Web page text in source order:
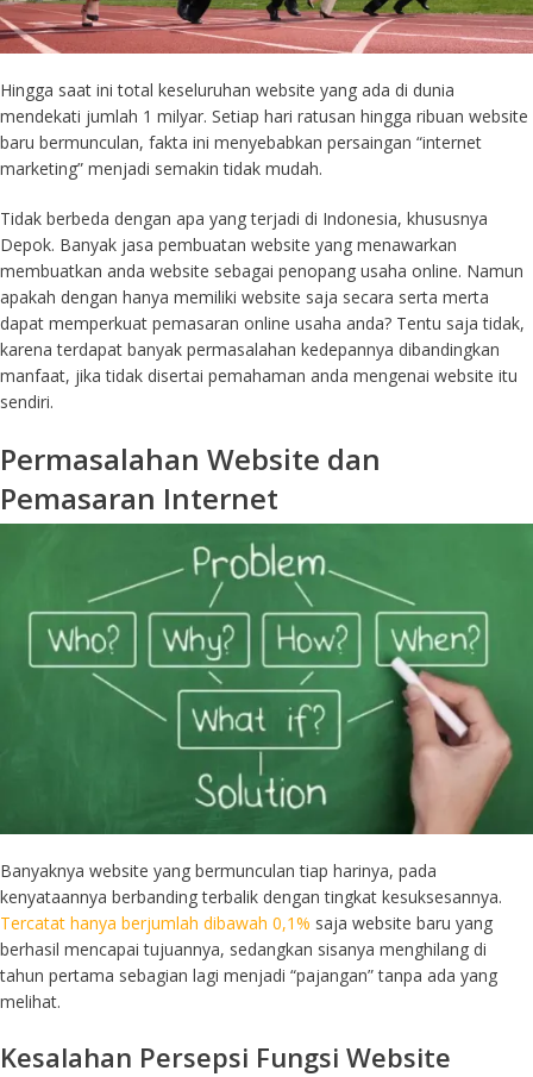
Hingga saat ini total keseluruhan website yang ada di dunia
mendekati jumlah 1 milyar. Setiap hari ratusan hingga ribuan website
baru bermunculan, fakta ini menyebabkan persaingan “internet
marketing” menjadi semakin tidak mudah.
Tidak berbeda dengan apa yang terjadi di Indonesia, khususnya
Depok. Banyak jasa pembuatan website yang menawarkan
membuatkan anda website sebagai penopang usaha online. Namun
apakah dengan hanya memiliki website saja secara serta merta
dapat memperkuat pemasaran online usaha anda? Tentu saja tidak,
karena terdapat banyak permasalahan kedepannya dibandingkan
manfaat, jika tidak disertai pemahaman anda mengenai website itu
sendiri.
Permasalahan Website dan
Pemasaran Internet
Banyaknya website yang bermunculan tiap harinya, pada
kenyataannya berbanding terbalik dengan tingkat kesuksesannya.
Tercatat hanya berjumlah dibawah 0,1% saja website baru yang
berhasil mencapai tujuannya, sedangkan sisanya menghilang di
tahun pertama sebagian lagi menjadi “pajangan” tanpa ada yang
melihat.
Kesalahan Persepsi Fungsi Website